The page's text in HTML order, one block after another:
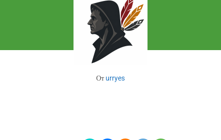
От urryes